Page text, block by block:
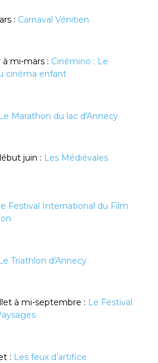
: Carnaval Vénitien
à mi-mars : Cinémino : Le
cinéma enfant
Le Marathon du lac d'Annecy
juin : Les Médiévales
Festival International du Film
Triathlon d'Annecy
à mi-septembre : Le Festival
: Les feux d’artifice